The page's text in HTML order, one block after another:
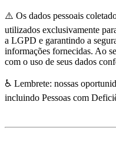
⚠️ Os dados pessoais
utilizados exclusivamente
a LGPD e garantindo a
informações fornecidas. Ao
com o uso de seus dados
♿ Lembrete: nossas
incluindo Pessoas com